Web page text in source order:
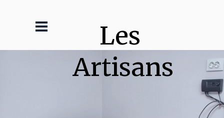
Les
Artisans